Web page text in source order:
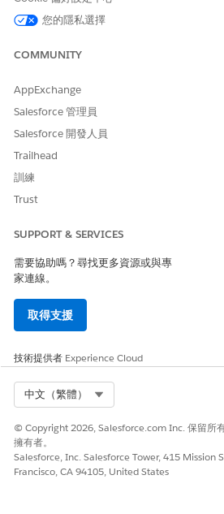
威脅情況
資料來取得加密敏感資料的存取權。
估計 CVSS 分數範圍
嚴重 (9.0–10.0)。
風險影響考量事項
取決於儲存在平台中的敏感資料以及公司
沒有定期管理控制項可檢閱加密相關權限,
訂應用程式」權限。
實作下列一或多個控制項時,可以將此控制
使用 MFA 限制對金鑰的存取權
業務與整合考量事項
客戶應評估使用者存取管理金鑰或檢視與
業務理由。
建議的補救措施
您的隱私選擇
COMMUNITY
AppExchange
Salesforce 管理員
Salesforce 開發人員
Trailhead
訓練
Trust
SUPPORT & SERVICES
需要協助嗎？尋找更多資源或與專
家連線。
取得支援
技術提供者 Experience Cloud
中文（繁體）
© Copyright 2026, Salesforce.com Inc. 保留所
擁有者。
Salesforce, Inc. Salesforce Tower, 415 Mission
Francisco, CA 94105, United States